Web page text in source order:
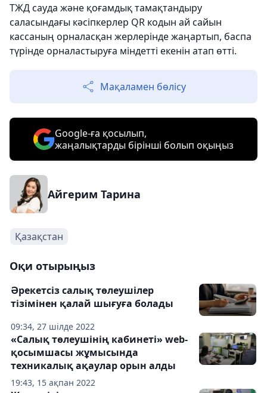
ТЖД сауда және қоғамдық тамақтандыру
саласындағы кәсіпкерлер QR кодын ай сайын
кассаның орналасқан жерлерінде жаңартып, баспа
түрінде орналастыруға міндетті екенін атап өтті.
Мақаламен бөлісу
Google-ға қосылып,
жаңалықтарды бірінші болып оқыңыз
Айгерим Тарина
Қазақстан
Оқи отырыңыз
09:34, 27 шілде 2022
Әрекетсіз салық төлеушілер
тізімінен қалай шығуға болады
19:43, 15 ақпан 2022
«Салық төлеушінің кабинеті» web-
қосымшасы жұмысында
техникалық ақаулар орын алды